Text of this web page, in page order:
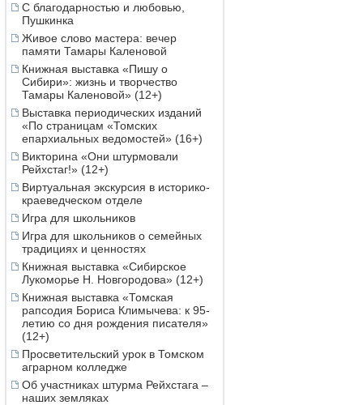
С благодарностью и любовью,
Пушкинка
Живое слово мастера: вечер
памяти Тамары Каленовой
Книжная выставка «Пишу о
Сибири»: жизнь и творчество
Тамары Каленовой» (12+)
Выставка периодических изданий
«По страницам «Томских
епархиальных ведомостей» (16+)
Викторина «Они штурмовали
Рейхстаг!» (12+)
Виртуальная экскурсия в историко-
краеведческом отделе
Игра для школьников
Игра для школьников о семейных
традициях и ценностях
Книжная выставка «Сибирское
Лукоморье Н. Новгородова» (12+)
Книжная выставка «Томская
рапсодия Бориса Климычева: к 95-
летию со дня рождения писателя»
(12+)
Просветительский урок в Томском
аграрном колледже
Об участниках штурма Рейхстага –
наших земляках